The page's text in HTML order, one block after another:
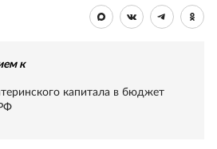
к
капитала в бюджет